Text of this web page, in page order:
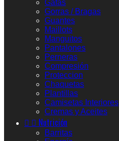
Gafas
Gorras / Bragas
Guantes
Maillots
Manguitos
Pantalones
Perneras
Compresión
Proteccion
Chaquetas
Plantillas
Camisetas Interiores
Cremas y Aceites
  Nutrición
Barritas